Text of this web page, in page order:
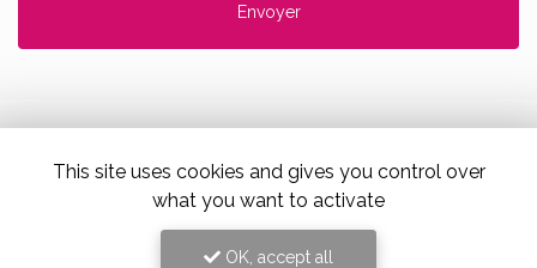
Alloin Fleurs, Vaugneray
This site uses cookies and gives you control over
what you want to activate
OK, accept all